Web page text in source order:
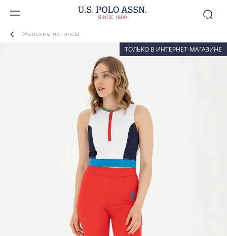
Женские легинсы
ТОЛЬКО В ИНТЕРНЕТ-МАГАЗИНЕ